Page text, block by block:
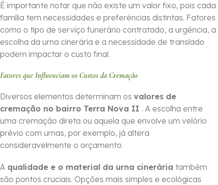
É importante notar que não existe um valor fixo, pois cada
família tem necessidades e preferências distintas. Fatores
como o tipo de serviço funerário contratado, a urgência, a
escolha da urna cinerária e a necessidade de translado
podem impactar o custo final.
Fatores que Influenciam os Custos da Cremação
Diversos elementos determinam os valores de
cremação no bairro Terra Nova II . A escolha entre
uma cremação direta ou aquela que envolve um velório
prévio com urnas, por exemplo, já altera
consideravelmente o orçamento.
A qualidade e o material da urna cinerária também
são pontos cruciais. Opções mais simples e ecológicas